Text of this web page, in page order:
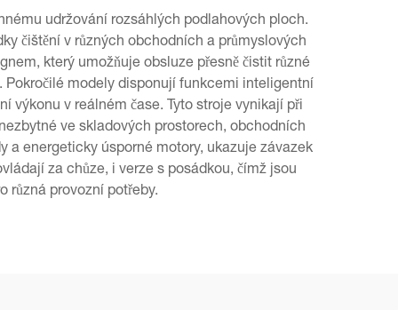
udržování rozsáhlých podlahových ploch.
čištění v různých obchodních a průmyslových
který umožňuje obsluze přesně čistit různé
modely disponují funkcemi inteligentní
výkonu v reálném čase. Tyto stroje vynikají při
ve skladových prostorech, obchodních
energeticky úsporné motory, ukazuje závazek
za chůze, i verze s posádkou, čímž jsou
různá provozní potřeby.